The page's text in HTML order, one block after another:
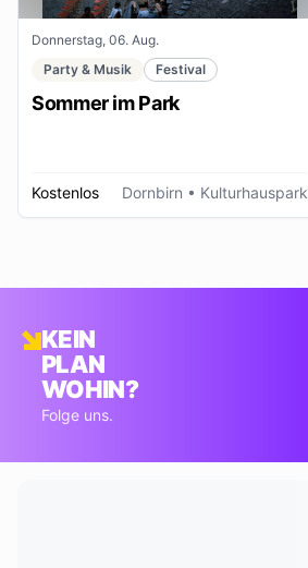
Donnerstag, 06. Aug.
Party & Musik
Festival
Sommer im Park
Kostenlos Dornbirn • Kulturhauspark
KEIN
PLAN
WOHIN?
Folge uns.